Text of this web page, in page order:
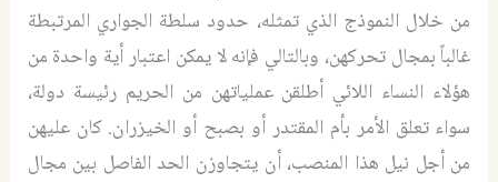
من خلال النموذج الذي تمثله، حدود سلطة الجواري المرتبطة
غالباً بمجال تحركهن، وبالتالي فإنه لا يمكن اعتبار أية واحدة من
هؤلاء النساء اللائي أطلقن عملياتهن من الحريم رئيسة دولة،
سواء تعلق الأمر بأم المقتدر أو بصبح أو الخيزران. كان عليهن
من أجل نيل هذا المنصب، أن يتجاوزن الحد الفاصل بين مجال